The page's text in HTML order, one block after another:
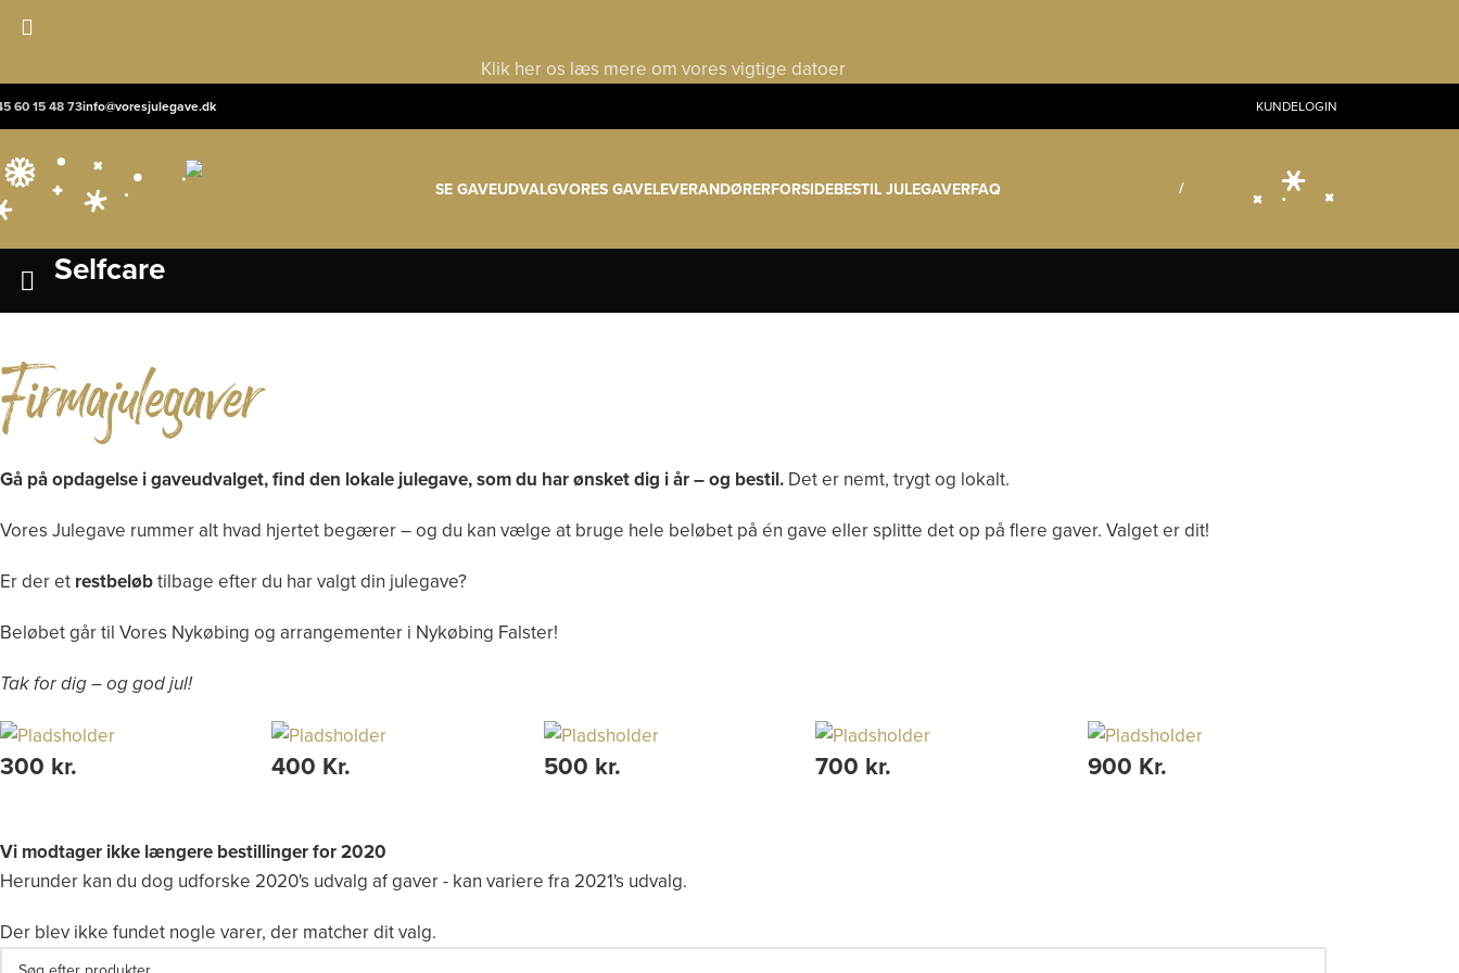
Klik her os læs mere om vores vigtige datoer
60 15 48 73info@voresjulegave.dk KUNDELOGIN
SE GAVEUDVALGVORES GAVELEVERANDØRERFORSIDEBESTIL JULEGAVERFAQ /
Selfcare
Firmajulegaver
Gå på opdagelse i gaveudvalget, find den lokale julegave, som du har ønsket dig i år – og bestil. Det er nemt, trygt og lokalt.
Vores Julegave rummer alt hvad hjertet begærer – og du kan vælge at bruge hele beløbet på én gave eller splitte det op på flere gaver. Valget er dit!
Er der et restbeløbtilbage efter du har valgt din julegave?
Beløbet går til Vores Nykøbing og arrangementer i Nykøbing Falster!
Tak for dig – og god jul!
300 kr. 400 Kr. 500 kr. 700 kr. 900 Kr.
Vi modtager ikke længere bestillinger for 2020
Herunder kan du dog udforske 2020's udvalg af gaver - kan variere fra 2021's udvalg.
Der blev ikke fundet nogle varer, der matcher dit valg.